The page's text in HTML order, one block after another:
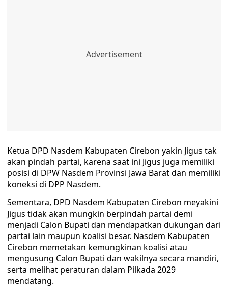
Ketua DPD Nasdem Kabupaten Cirebon yakin Jigus tak
akan pindah partai, karena saat ini Jigus juga memiliki
posisi di DPW Nasdem Provinsi Jawa Barat dan memiliki
koneksi di DPP Nasdem.
Sementara, DPD Nasdem Kabupaten Cirebon meyakini
Jigus tidak akan mungkin berpindah partai demi
menjadi Calon Bupati dan mendapatkan dukungan dari
partai lain maupun koalisi besar. Nasdem Kabupaten
Cirebon memetakan kemungkinan koalisi atau
mengusung Calon Bupati dan wakilnya secara mandiri,
serta melihat peraturan dalam Pilkada 2029
mendatang.